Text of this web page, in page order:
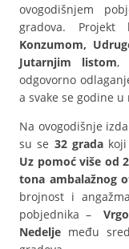
ovogodišnjem
gradova. Projekt
Konzumom,
Jutarnjim listom,
odgovorno
a svake se godine
Na ovogodišnje
su se 32 grada
Uz pomoć više od
tona ambalažnog
brojnost i
pobjednika –
Nedelje među